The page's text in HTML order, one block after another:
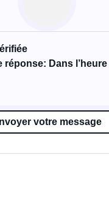
réponse: Dans
votre message